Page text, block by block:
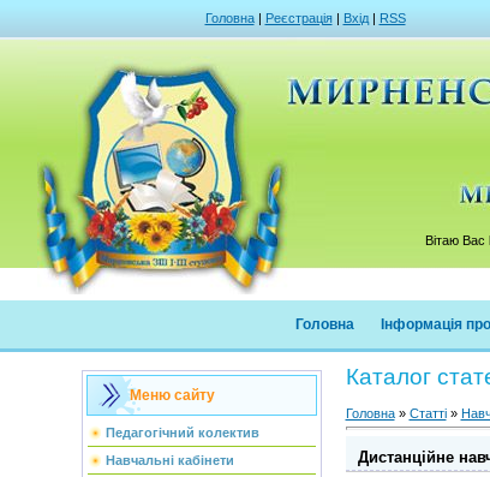
Головна| Реєстрація| Вхід| RSS
Вітаю Вас
Головна Інформація
Меню сайту
Педагогічний колектив
Навчальні кабінети
Каталог
Головна» Статті»
Дистанційне